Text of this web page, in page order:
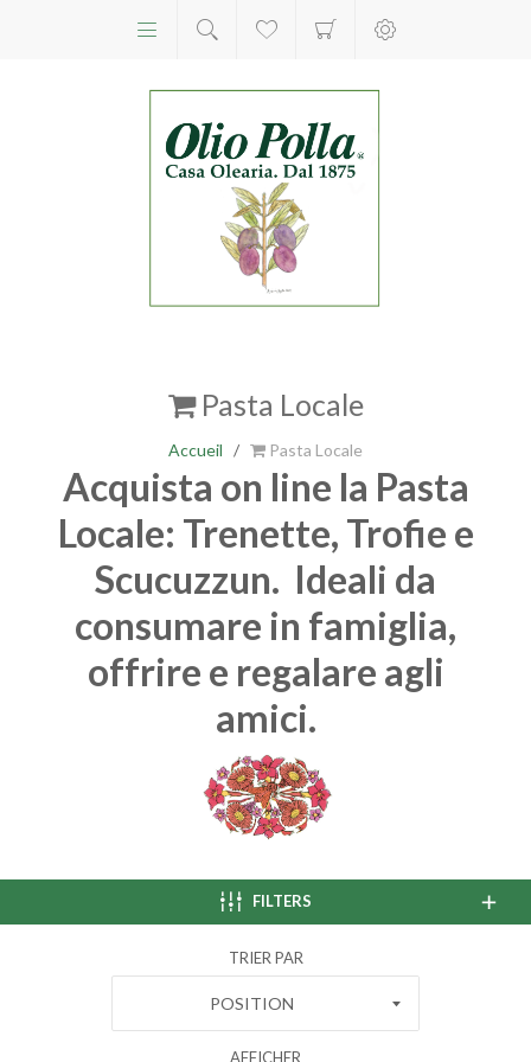
Pasta Locale
Accueil / Pasta Locale
Acquista on line la Pasta
Locale: Trenette, Trofie e
Scucuzzun. Ideali da
consumare in famiglia,
offrire e regalare agli
amici.
FILTERS
TRIER PAR
POSITION
AFFICHER